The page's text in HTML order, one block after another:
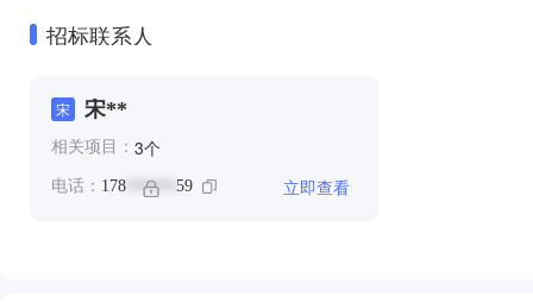
招标联系人
宋 宋**
相关项目： 3个
电话： 178 ****** 59 立即查看